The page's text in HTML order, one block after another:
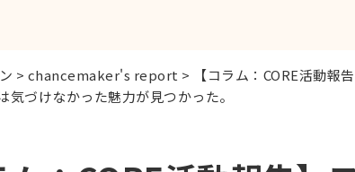
> chancemaker's report >
【コラム：CORE活動
気づけなかった魅力が見つかった。